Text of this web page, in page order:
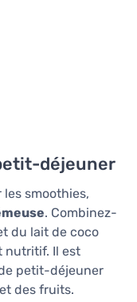
déjeuner
smoothies,
. Combinez-
du lait de coco
nutritif. Il est
petit-déjeuner
des fruits.